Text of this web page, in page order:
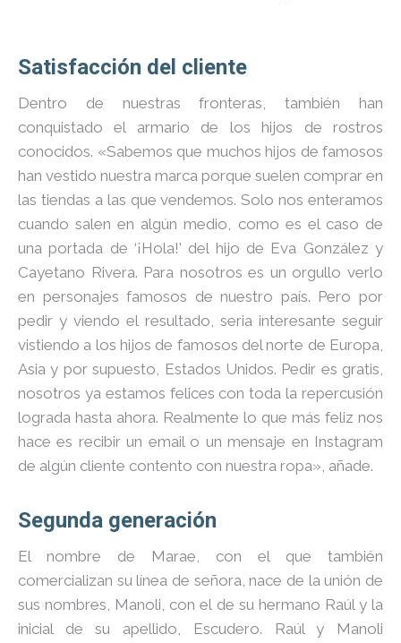
Satisfacción del cliente
Dentro de nuestras fronteras, también han
conquistado el armario de los hijos de rostros
conocidos. «Sabemos que muchos hijos de famosos
han vestido nuestra marca porque suelen comprar en
las tiendas a las que vendemos. Solo nos enteramos
cuando salen en algún medio, como es el caso de
una portada de ‘¡Hola!’ del hijo de Eva González y
Cayetano Rivera. Para nosotros es un orgullo verlo
en personajes famosos de nuestro país. Pero por
pedir y viendo el resultado, seria interesante seguir
vistiendo a los hijos de famosos del norte de Europa,
Asia y por supuesto, Estados Unidos. Pedir es gratis,
nosotros ya estamos felices con toda la repercusión
lograda hasta ahora. Realmente lo que más feliz nos
hace es recibir un email o un mensaje en Instagram
de algún cliente contento con nuestra ropa», añade.
Segunda generación
El nombre de Marae, con el que también
comercializan su línea de señora, nace de la unión de
sus nombres, Manoli, con el de su hermano Raúl y la
inicial de su apellido, Escudero. Raúl y Manoli